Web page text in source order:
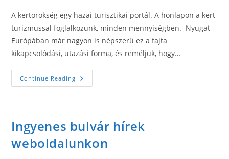
A kertörökség egy hazai turisztikai portál. A honlapon a kert
turizmussal foglalkozunk, minden mennyiségben. Nyugat -
Európában már nagyon is népszerű ez a fajta
kikapcsolódási, utazási forma, és reméljük, hogy…
Continue Reading Kertörökség.hu
–
Portál
Ingyenes bulvár hírek
weboldalunkon